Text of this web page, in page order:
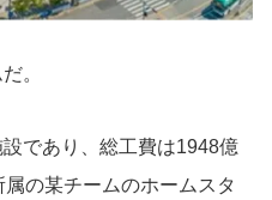
。
であり、総工費は1948億
の某チームのホームスタ